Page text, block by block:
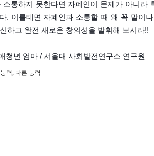
통하지 못한다면 자폐인이 문제가 아니
. 이를테면 자폐인과 소통할 때 왜 꼭 말이
하고 완전 새로운 창의성을 발휘해 보시라!!
청년 엄마 / 서울대 사회발전연구소 연구원
력, 다른 능력